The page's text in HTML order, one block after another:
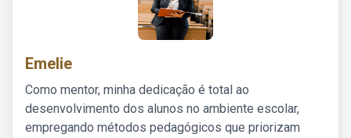
Emelie
Como mentor, minha dedicação é total ao
desenvolvimento dos alunos no ambiente escolar,
empregando métodos pedagógicos que priorizam